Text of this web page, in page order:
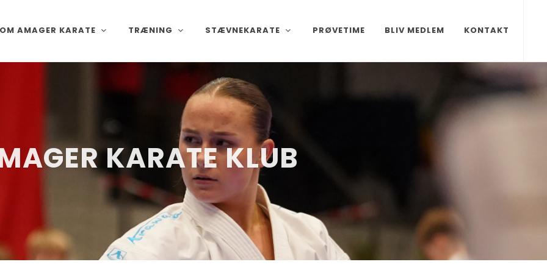
OM AMAGER KARATE TRÆNING STÆVNEKARATE PRØVETIME BLIV MEDLEM KONTAKT
KARATE KLUB